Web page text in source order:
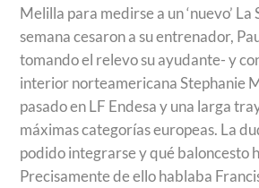
Melilla para medirse a un ‘nuevo’ La
semana cesaron a su entrenador,
tomando el relevo su ayudante- y
interior norteamericana Stephanie
pasado en LF Endesa y una larga
máximas categorías europeas. La
podido integrarse y qué baloncesto
Precisamente de ello hablaba